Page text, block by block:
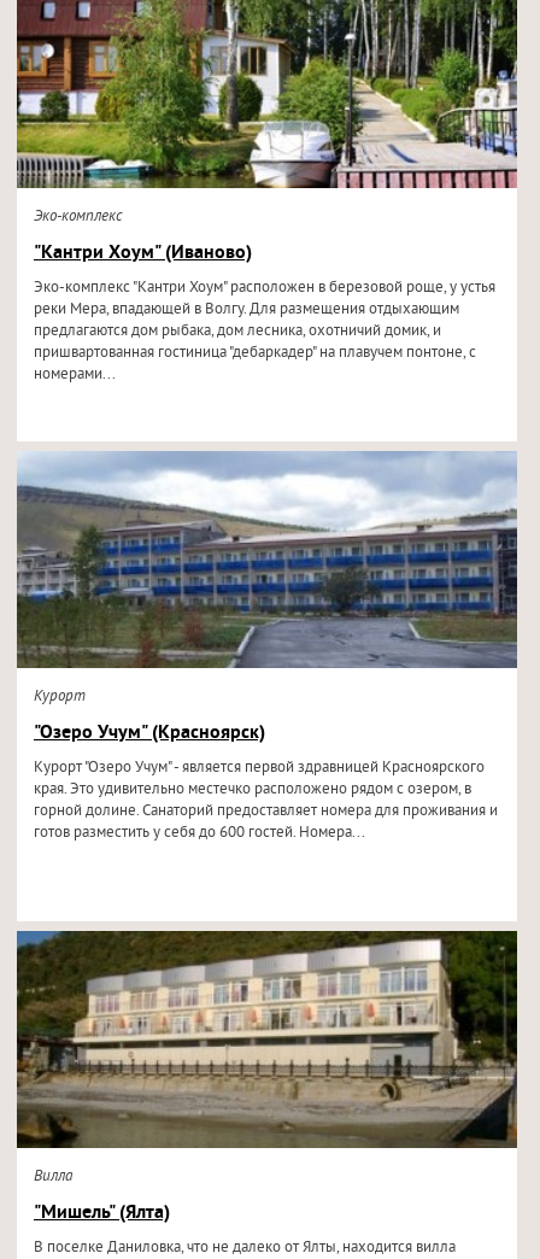
Эко-комплекс
"Кантри Хоум" (Иваново)
Эко-комплекс "Кантри Хоум" расположен в березовой роще, у устья
реки Мера, впадающей в Волгу. Для размещения отдыхающим
предлагаются дом рыбака, дом лесника, охотничий домик, и
пришвартованная гостиница "дебаркадер" на плавучем понтоне, с
номерами...
Курорт
"Озеро Учум" (Красноярск)
Курорт "Озеро Учум" - является первой здравницей Красноярского
края. Это удивительно местечко расположено рядом с озером, в
горной долине. Санаторий предоставляет номера для проживания и
готов разместить у себя до 600 гостей. Номера...
Вилла
"Мишель" (Ялта)
В поселке Даниловка, что не далеко от Ялты, находится вилла